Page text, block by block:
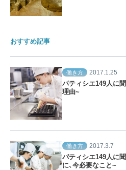
おすすめ記事
働き方 2017.1.25
パティシエ149人に
理由~
働き方 2017.3.7
パティシエ149人に
に、今必要なこと~